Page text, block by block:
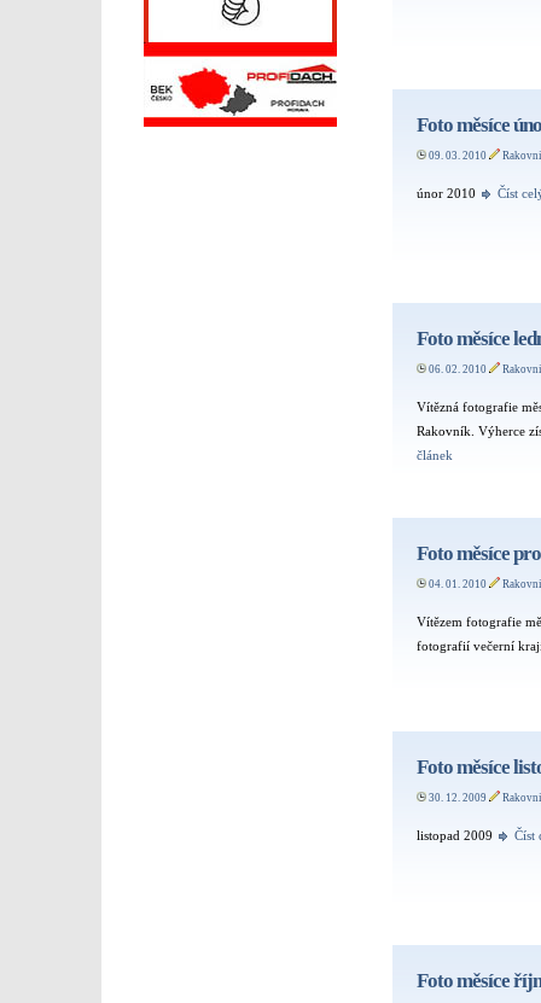
Foto měsíce
09. 03. 2010
únor 2010 Číst
Foto měsíce
06. 02. 2010
Vítězná fotografie
Rakovník. Výherce
článek
Foto měsíce
04. 01. 2010
Vítězem fotografie
fotografií večerní
Foto měsíce
30. 12. 2009
listopad 2009 Číst
Foto měsíce